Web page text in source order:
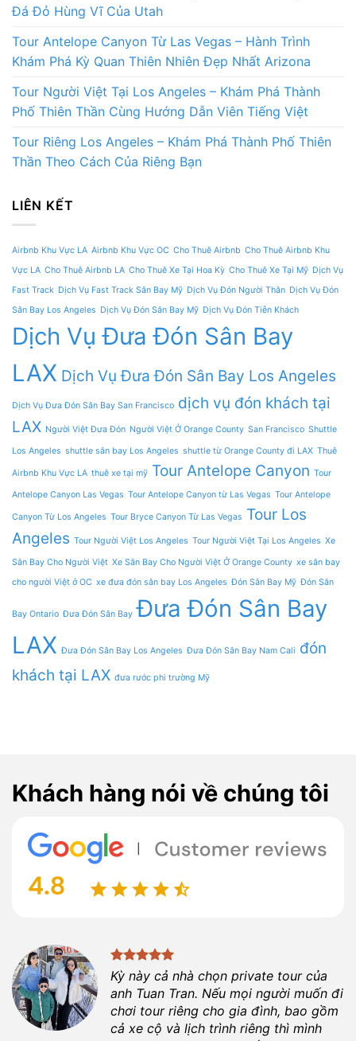
Đá Đỏ Hùng Vĩ Của Utah
Tour Antelope Canyon Từ Las Vegas – Hành Trình
Khám Phá Kỳ Quan Thiên Nhiên Đẹp Nhất Arizona
Tour Người Việt Tại Los Angeles – Khám Phá Thành
Phố Thiên Thần Cùng Hướng Dẫn Viên Tiếng Việt
Tour Riêng Los Angeles – Khám Phá Thành Phố Thiên
Thần Theo Cách Của Riêng Bạn
LIÊN KẾT
Airbnb Khu Vực LA Airbnb Khu Vực OC Cho Thuê Airbnb Cho Thuê Airbnb Khu
Vực LA Cho Thuê Airbnb LA Cho Thuê Xe Tại Hoa Kỳ Cho Thuê Xe Tại Mỹ Dịch Vụ
Fast Track Dịch Vụ Fast Track Sân Bay Mỹ Dịch Vụ Đón Người Thân Dịch Vụ Đón
Sân Bay Los Angeles Dịch Vụ Đón Sân Bay Mỹ Dịch Vụ Đón Tiễn Khách
Dịch Vụ Đưa Đón Sân Bay
LAX Dịch Vụ Đưa Đón Sân Bay Los Angeles
Dịch Vụ Đưa Đón Sân Bay San Francisco dịch vụ đón khách tại
LAX Người Việt Đưa Đón Người Việt Ở Orange County San Francisco Shuttle
Los Angeles shuttle sân bay Los Angeles shuttle từ Orange County đi LAX Thuê
Airbnb Khu Vực LA thuê xe tại mỹ Tour Antelope Canyon Tour
Antelope Canyon Las Vegas Tour Antelope Canyon từ Las Vegas Tour Antelope
Canyon Từ Los Angeles Tour Bryce Canyon Từ Las Vegas Tour Los
Angeles Tour Người Việt Los Angeles Tour Người Việt Tại Los Angeles Xe
Sân Bay Cho Người Việt Xe Sân Bay Cho Người Việt Ở Orange County xe sân bay
cho người Việt ở OC xe đưa đón sân bay Los Angeles Đón Sân Bay Mỹ Đón Sân
Bay Ontario Đưa Đón Sân Bay Đưa Đón Sân Bay
LAX Đưa Đón Sân Bay Los Angeles Đưa Đón Sân Bay Nam Cali đón
khách tại LAX đưa rước phi trường Mỹ
Khách hàng nói về chúng tôi
Kỳ này cả nhà chọn private tour của
anh Tuan Tran. Nếu mọi người muốn đi
chơi tour riêng cho gia đình, bao gồm
cả xe cộ và lịch trình riêng thì mình